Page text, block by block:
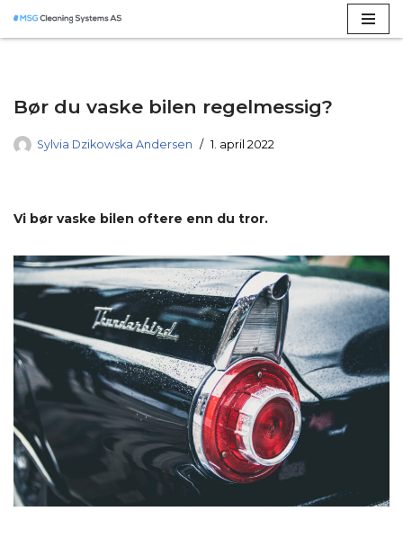
Bør du vaske bilen regelmessig?
Sylvia Dzikowska Andersen 1. april 2022
Vi bør vaske bilen oftere enn du tror.